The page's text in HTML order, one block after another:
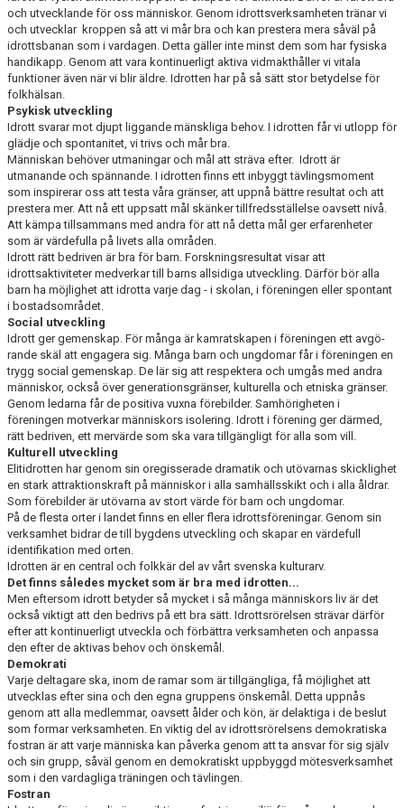
och utvecklande för oss människor. Genom idrottsverksamheten tränar vi
och utvecklar kroppen så att vi mår bra och kan prestera mera såväl på
idrottsbanan som i vardagen. Detta gäller inte minst dem som har fysiska
handikapp. Genom att vara kontinuerligt aktiva vidmakthåller vi vitala
funktioner även när vi blir äldre. Idrotten har på så sätt stor betydelse för
folkhälsan.
Psykisk utveckling
Idrott svarar mot djupt liggande mänskliga behov. I idrotten får vi utlopp för
glädje och spontanitet, vi trivs och mår bra.
Människan behöver utmaningar och mål att sträva efter. Idrott är
utmanande och spännande. I idrot­ten finns ett inbyggt tävlingsmoment
som inspirerar oss att testa våra gränser, att uppnå bättre resultat och att
prestera mer. Att nå ett uppsatt mål skänker tillfredsställelse oavsett nivå.
Att kämpa tillsammans med andra för att nå detta mål ger erfarenheter
som är värdefulla på livets alla områden.
Idrott rätt bedriven är bra för barn. Forskningsresultat visar att
idrottsaktiviteter medverkar till barns allsidiga utveckling. Därför bör alla
barn ha möjlighet att idrotta varje dag - i skolan, i föreningen eller spontant
i bostadsområdet.
Social utveckling
Idrott ger gemenskap. För många är kamratskapen i föreningen ett avgö­
rande skäl att engagera sig. Många barn och ungdomar får i föreningen en
trygg social gemenskap. De lär sig att respektera och umgås med andra
människor, också över generationsgränser, kulturella och etniska gränser.
Genom ledarna får de positiva vuxna förebilder. Samhörigheten i
föreningen motverkar människors isolering. Idrott i förening ger därmed,
rätt bedriven, ett mervärde som ska vara tillgängligt för alla som vill.
Kulturell utveckling
Elitidrotten har genom sin oregisserade dramatik och utövarnas skicklighet
en stark attraktionskraft på människor i alla samhällsskikt och i alla åldrar.
Som förebilder är utövarna av stort värde för barn och ungdomar.
På de flesta orter i landet finns en eller flera idrottsföreningar. Genom sin
verksamhet bidrar de till bygdens utveckling och skapar en värdefull
identifikation med orten.
Idrotten är en central och folkkär del av vårt svenska kulturarv.
Det finns således mycket som är bra med idrotten...
Men eftersom idrott betyder så mycket i så många människors liv är det
också viktigt att den bedrivs på ett bra sätt. Idrottsrörelsen strävar därför
efter att kontinuerligt utveckla och förbättra verksamhe­ten och anpassa
den efter de aktivas behov och önskemål.
Demokrati
Varje deltagare ska, inom de ramar som är tillgängliga, få möjlighet att
utvecklas efter sina och den egna gruppens önskemål. Detta uppnås
genom att alla medlemmar, oavsett ålder och kön, är delak­tiga i de beslut
som formar verksamheten. En viktig del av idrottsrörelsens demokratiska
fostran är att varje människa kan påverka genom att ta ansvar för sig själv
och sin grupp, såväl genom en demokratiskt uppbyggd mötesverksamhet
som i den vardagliga träningen och tävlingen.
Fostran